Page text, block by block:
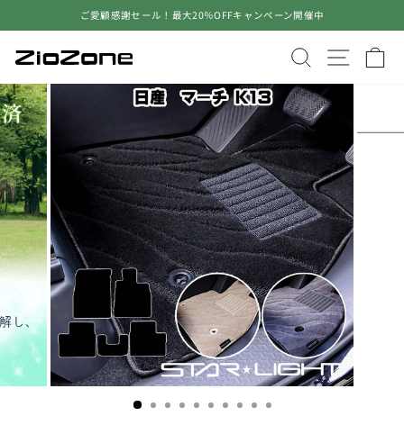
に
ス
キ
ッ
プ
す
る
ス
ド
シ
ョ
ー
を
止
め
る
ご愛顧感謝セール！最大20％OFFキャンペーン開催中
サイトを
サイ